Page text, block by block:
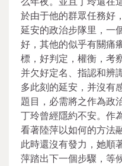
於由于他的群眾任務好
延安的政治步隊里，一
好，其他的似乎有關痛
標，好判定，權衡，考
并欠好定名、指認和辨
多此刻的延安，并沒有
題目，必需將之作為政
丁玲曾經隱約不安。作
看著陸萍以如何的方法
此時還沒有發力，她順
萍踏出下一個步驟，等